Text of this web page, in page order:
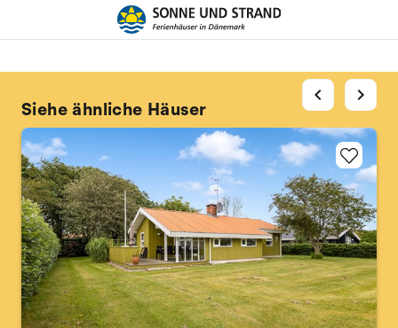
Siehe ähnliche Häuser
chevron_left chevron_right